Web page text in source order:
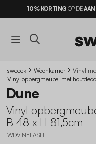
10% KORTING OP DE
sweeek Woonkamer
Vinyl
Vinyl opbergmeubel met
Dune
Vinyl
B 48 x H 81,5cm
IWDVINYLASH